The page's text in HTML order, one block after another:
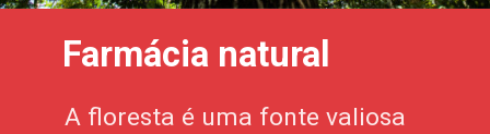
A floresta é uma fonte valiosa
Farmácia natural